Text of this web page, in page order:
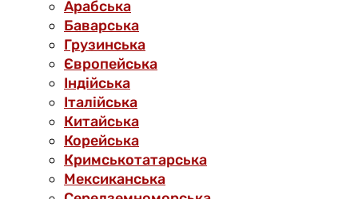
Арабська
Баварська
Грузинська
Європейська
Індійська
Італійська
Китайська
Корейська
Кримськотатарська
Мексиканська